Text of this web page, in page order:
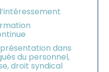
dans
du personnel,
droit syndical